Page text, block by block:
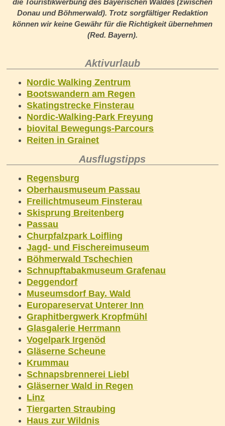
Donau und Böhmerwald). Trotz sorgfältiger Redaktion
können wir keine Gewähr für die Richtigkeit übernehmen
(Red. Bayern).
Aktivurlaub
Nordic Walking Zentrum
Bootswandern am Regen
Skatingstrecke Finsterau
Nordic-Walking-Park Freyung
biovital Bewegungs-Parcours
Reiten in Grainet
Ausflugstipps
Regensburg
Oberhausmuseum Passau
Freilichtmuseum Finsterau
Skisprung Breitenberg
Passau
Churpfalzpark Loifling
Jagd- und Fischereimuseum
Böhmerwald Tschechien
Schnupftabakmuseum Grafenau
Deggendorf
Museumsdorf Bay. Wald
Europareservat Unterer Inn
Graphitbergwerk Kropfmühl
Glasgalerie Herrmann
Vogelpark Irgenöd
Gläserne Scheune
Krummau
Schnapsbrennerei Liebl
Gläserner Wald in Regen
Linz
Tiergarten Straubing
Haus zur Wildnis